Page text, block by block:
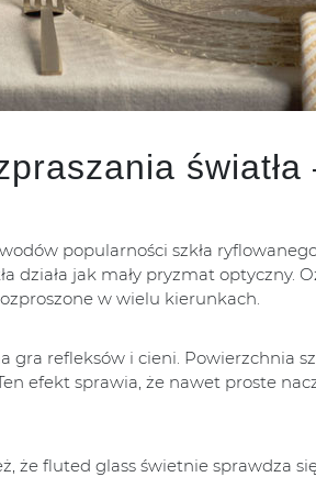
popularności szkła
działa jak mały pryzmat optyczny.
w wielu kierunkach.
refleksów i cieni. Powierzchnia
efekt sprawia, że nawet proste
że fluted glass świetnie sprawdza